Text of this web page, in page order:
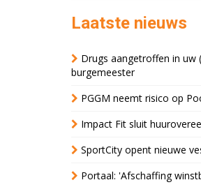
Laatste nieuws
Drugs aangetroffen in uw
burgemeester
PGGM neemt risico op
Impact Fit sluit
SportCity opent nieuwe
Portaal: 'Afschaffing